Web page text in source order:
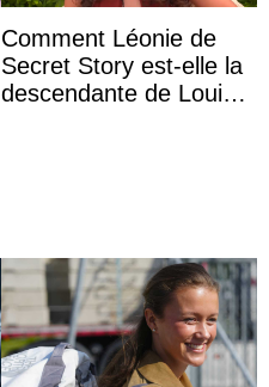
Comment Léonie de
Secret Story est-elle la
descendante de Louis